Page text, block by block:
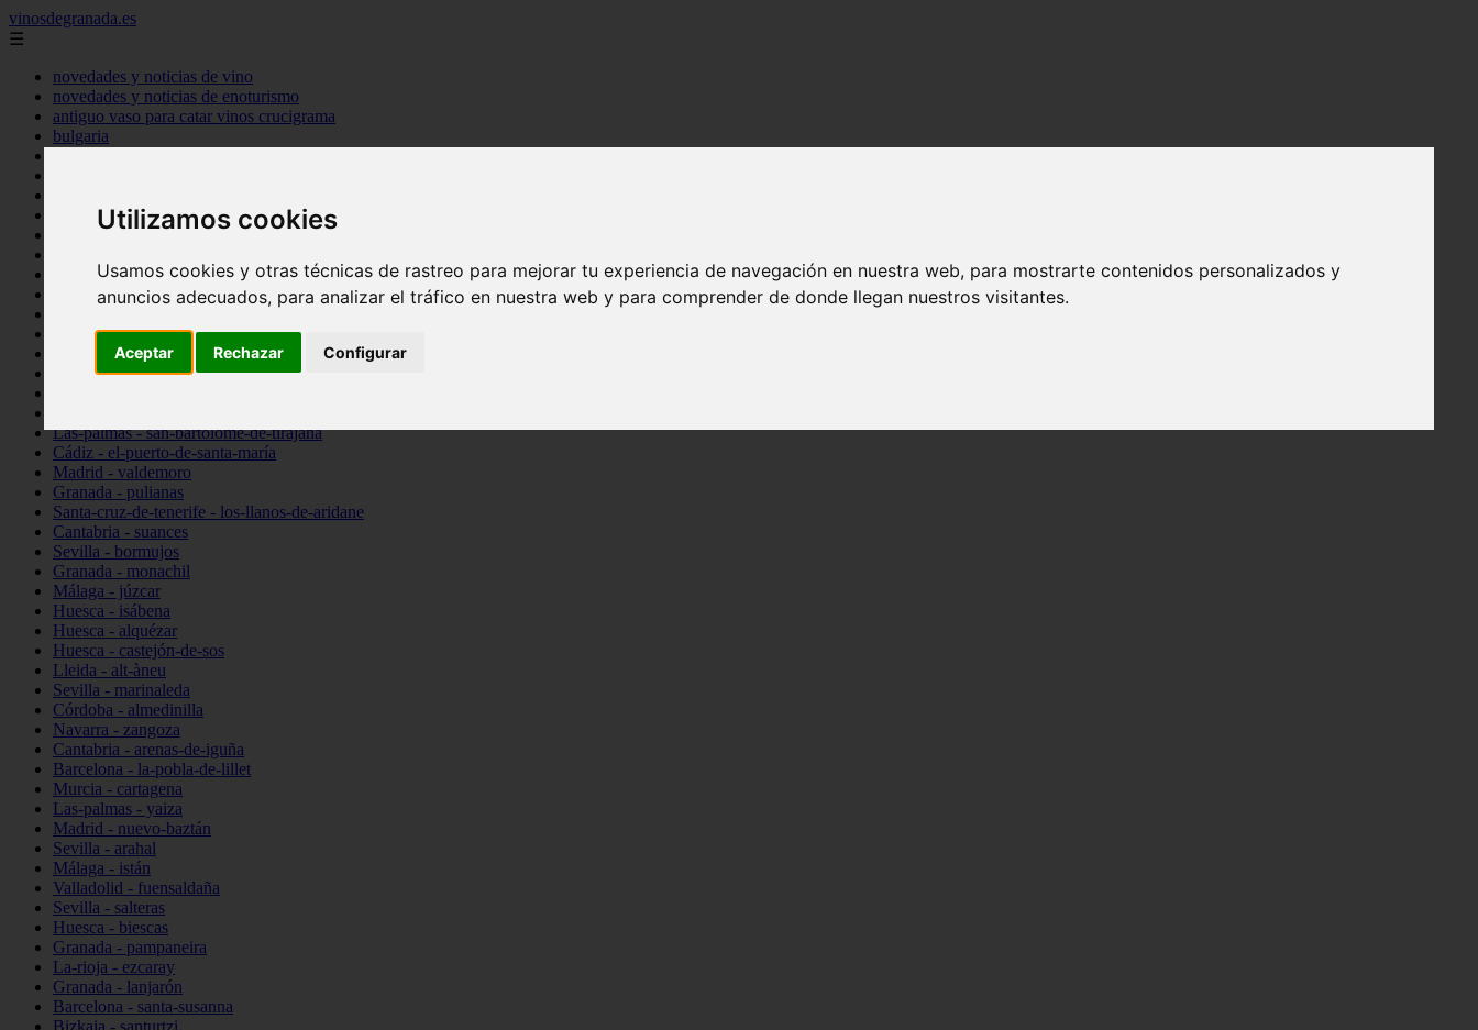
Utilizamos cookies
Usamos cookies y otras técnicas de rastreo para mejorar tu experiencia de navegación en nuestra web, para mostrarte contenidos personalizados y
anuncios adecuados, para analizar el tráfico en nuestra web y para comprender de donde llegan nuestros visitantes.
Aceptar Rechazar Configurar
vinosdegranada.es
☰
novedades y noticias de vino
novedades y noticias de enoturismo
antiguo vaso para catar vinos crucigrama
bulgaria
Córdoba - córdoba
Barcelona - barcelona
Ciudad-real - montiel
Santa-cruz-de-tenerife - guía-de-isora
La-rioja - casalarreina
Almería - roquetas-de-mar
Madrid - pozuelo-de-alarcón
Las-palmas - san-bartolomé-de-tirajana
Cádiz - el-puerto-de-santa-maría
Madrid - valdemoro
Granada - pulianas
Santa-cruz-de-tenerife - los-llanos-de-aridane
Cantabria - suances
Sevilla - bormujos
Granada - monachil
Málaga - júzcar
Huesca - isábena
Huesca - alquézar
Huesca - castejón-de-sos
Lleida - alt-àneu
Sevilla - marinaleda
Córdoba - almedinilla
Navarra - zangoza
Cantabria - arenas-de-iguña
Barcelona - la-pobla-de-lillet
Murcia - cartagena
Las-palmas - yaiza
Madrid - nuevo-baztán
Sevilla - arahal
Málaga - istán
Valladolid - fuensaldaña
Sevilla - salteras
Huesca - biescas
Granada - pampaneira
La-rioja - ezcaray
Granada - lanjarón
Barcelona - santa-susanna
Bizkaia - santurtzi